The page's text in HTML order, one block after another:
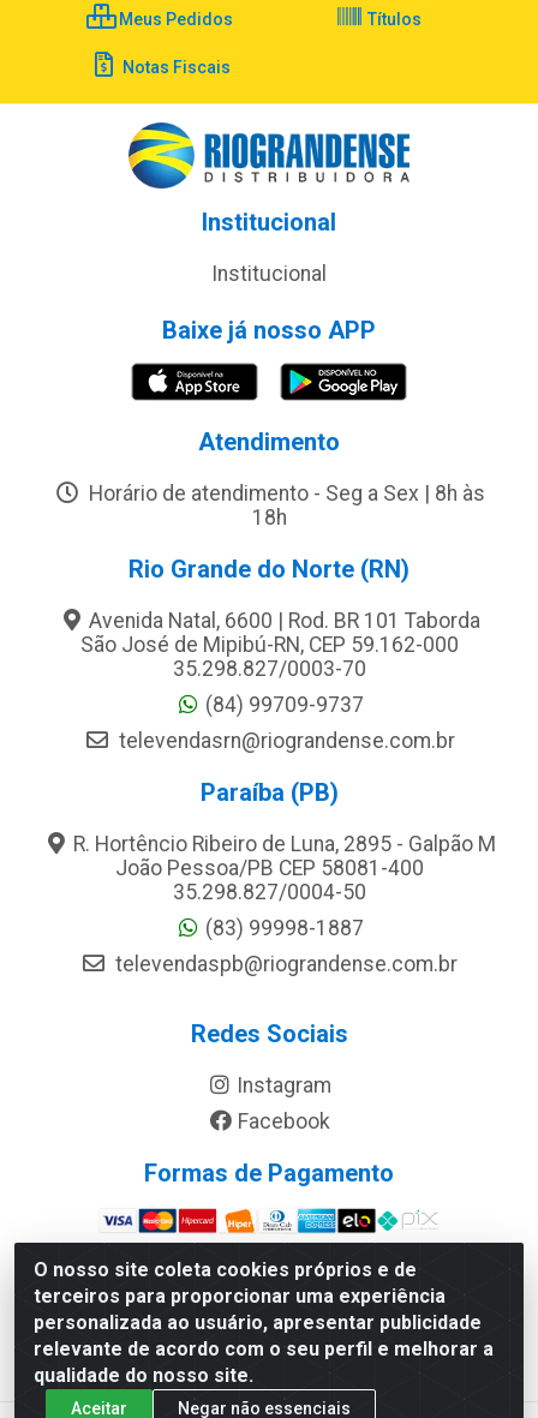
O nosso site coleta cookies próprios e de
terceiros para proporcionar uma experiência
personalizada ao usuário, apresentar publicidade
relevante de acordo com o seu perfil e melhorar a
qualidade do nosso site.
Aceitar Negar não essenciais
Meus Pedidos Títulos
Notas Fiscais
Institucional
Institucional
Baixe já nosso APP
Atendimento
Horário de atendimento - Seg a Sex | 8h às
18h
Rio Grande do Norte (RN)
Avenida Natal, 6600 | Rod. BR 101 Taborda
São José de Mipibú-RN, CEP 59.162-000
35.298.827/0003-70
(84) 99709-9737
televendasrn@riograndense.com.br
Paraíba (PB)
R. Hortêncio Ribeiro de Luna, 2895 - Galpão M
João Pessoa/PB CEP 58081-400
35.298.827/0004-50
(83) 99998-1887
televendaspb@riograndense.com.br
Redes Sociais
Instagram
Facebook
Formas de Pagamento
Site Seguro